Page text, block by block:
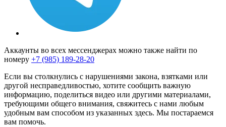
Аккаунты во всех мессенджерах можно также найти по
номеру +7 (985) 189-28-20
Если вы столкнулись с нарушениями закона, взятками или
другой несправедливостью, хотите сообщить важную
информацию, поделиться видео или другими материалами,
требующими общего внимания, свяжитесь с нами любым
удобным вам способом из указанных здесь. Мы постараемся
вам помочь.